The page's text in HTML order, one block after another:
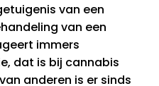
van een
van een
immers
dat is bij cannabis
anderen is er sinds